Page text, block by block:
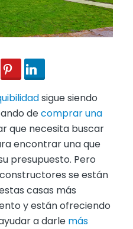
sigue siendo
decomprar una
que necesita buscar
encontrar una que
presupuesto. Pero
se están
casas más
y están ofreciendo
a darle más